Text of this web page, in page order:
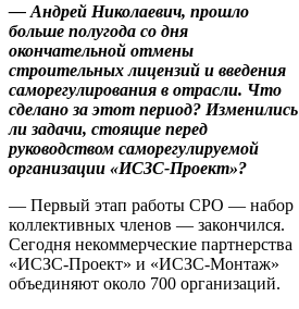
— Андрей Николаевич, прошло
больше полугода со дня
окончательной отмены
строительных лицензий и введения
саморегулирования в отрасли. Что
сделано за этот период? Изменились
ли задачи, стоящие перед
руководством саморегулируемой
организации «ИСЗС-Проект»?
— Первый этап работы СРО — набор
коллективных членов — закончился.
Сегодня некоммерческие партнерства
«ИСЗС-Проект» и «ИСЗС-Монтаж»
объединяют около 700 организаций.